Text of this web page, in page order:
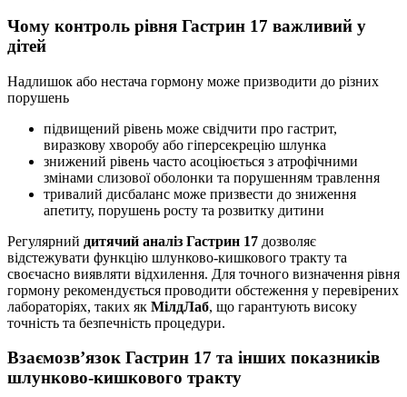
Чому контроль рівня Гастрин 17 важливий у
дітей
Надлишок або нестача гормону може призводити до різних
порушень
підвищений рівень може свідчити про гастрит,
виразкову хворобу або гіперсекрецію шлунка
знижений рівень часто асоціюється з атрофічними
змінами слизової оболонки та порушенням травлення
тривалий дисбаланс може призвести до зниження
апетиту, порушень росту та розвитку дитини
Регулярний дитячий аналіз Гастрин 17 дозволяє
відстежувати функцію шлунково-кишкового тракту та
своєчасно виявляти відхилення. Для точного визначення рівня
гормону рекомендується проводити обстеження у перевірених
лабораторіях, таких як МілдЛаб, що гарантують високу
точність та безпечність процедури.
Взаємозв’язок Гастрин 17 та інших показників
шлунково-кишкового тракту